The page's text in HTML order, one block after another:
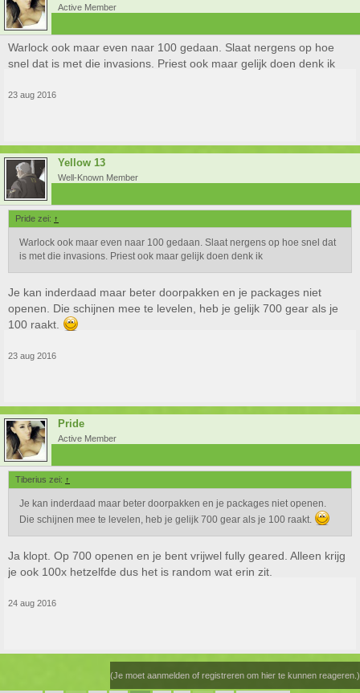
Active Member
Warlock ook maar even naar 100 gedaan. Slaat nergens op hoe
snel dat is met die invasions. Priest ook maar gelijk doen denk ik
23 aug 2016
Yellow 13
Well-Known Member
Pride zei: ↑
Warlock ook maar even naar 100 gedaan. Slaat nergens op hoe snel dat
is met die invasions. Priest ook maar gelijk doen denk ik
Je kan inderdaad maar beter doorpakken en je packages niet
openen. Die schijnen mee te levelen, heb je gelijk 700 gear als je
100 raakt.
23 aug 2016
Pride
Active Member
Tiberius zei: ↑
Je kan inderdaad maar beter doorpakken en je packages niet openen.
Die schijnen mee te levelen, heb je gelijk 700 gear als je 100 raakt.
Ja klopt. Op 700 openen en je bent vrijwel fully geared. Alleen krijg
je ook 100x hetzelfde dus het is random wat erin zit.
24 aug 2016
(Je moet aanmelden of registreren om hier te kunnen reageren.)